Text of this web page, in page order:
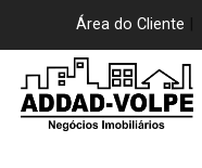
Área do Cliente